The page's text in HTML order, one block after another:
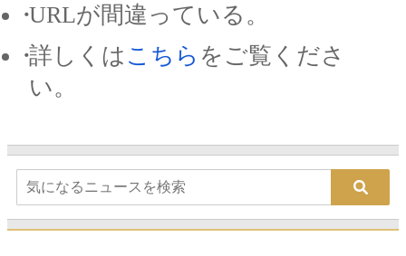
URLが間違っている。
詳しくは こちら をご覧くださ
い。